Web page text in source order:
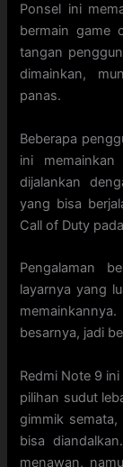
Ponsel ini
bermain game
tangan
dimainkan,
panas.
Beberapa
ini
dijalankan
yang bisa
Call of Duty
Pengalaman
layarnya yang
besarnya, jadi
Redmi Note 9
pilihan sudut
gimmik
bisa
menawan,